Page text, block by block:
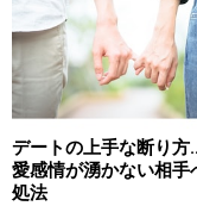
デートの上手な断り
愛感情が湧かない相手
処法